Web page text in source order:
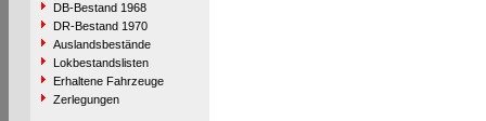
DB-Bestand 1968
DR-Bestand 1970
Auslandsbestände
Lokbestandslisten
Erhaltene Fahrzeuge
Zerlegungen